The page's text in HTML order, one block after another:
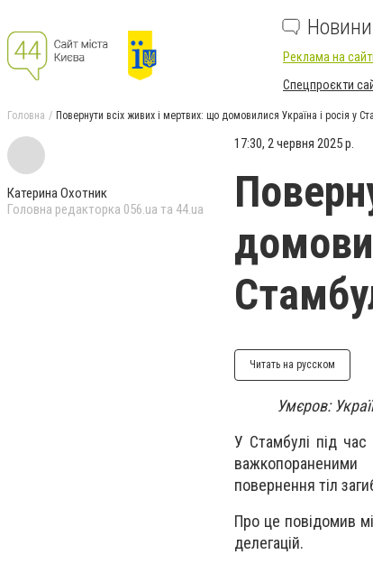
Новини
Реклама на сайті
Спецпроєкти
Головна Повернути всіх живих і мертвих: що домовилися Україна і росія у
Катерина Охотник
Головна редакторка 056.ua та 44.ua
17:30, 2 червня 2025 р.
Читать на русском
Умєров:
У Стамбулі під час
повернення тіл
Про це повідомив
делегацій.